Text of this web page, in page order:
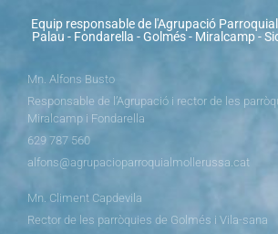
Equip responsable de l'Agrupació
Palau - Fondarella - Golmés - Miralcamp -
Mn. Alfons Busto
Responsable de l’Agrupació i rector de les
Miralcamp i Fondarella
629 787 560
alfons@agrupacioparroquialmollerussa.cat
Mn. Climent Capdevila
Rector de les parròquies de Golmés i Vila-sana